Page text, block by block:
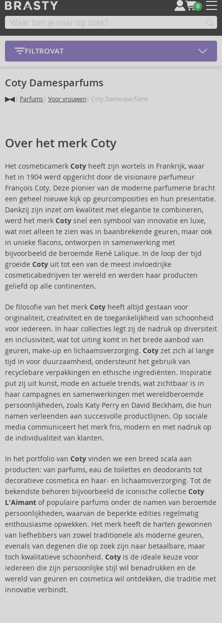
0
FILTROVAT
Coty Damesparfums
Parfums Voor vrouwen Coty Damesparfums
Over het merk Coty
Het cosmeticamerk Coty heeft zijn wortels in Frankrijk, waar
het in 1904 werd opgericht door de visionaire parfumeur
François Coty. Deze pionier van de moderne parfumerie bracht
een geheel nieuwe kijk op geurcomposities en hun presentatie.
Dankzij zijn inzet om kwaliteit met elegantie te combineren,
werd het merk Coty snel een symbool van innovatie en luxe,
wat niet alleen te zien was in baanbrekende geuren, maar ook
in unieke flacons, ontworpen in samenwerking met
bijvoorbeeld de beroemde René Lalique. In de loop der tijd
groeide Coty uit tot een van de meest invloedrijke
cosmeticabedrijven ter wereld en werden haar producten
geliefd op alle continenten.
De filosofie van het merk Coty heeft altijd gestaan voor
originaliteit, creativiteit en de toegankelijkheid van schoonheid
voor iedereen. In haar collecties legt zij de nadruk op diversiteit
en inclusiviteit, wat tot uiting komt in het brede aanbod van
geuren, make-up en lichaamsverzorging. Coty zet zich al lange
tijd in voor duurzaamheid, ondersteunt het gebruik van
recyclebare verpakkingen en ethische ingrediënten. Inspiratie
put zij uit kunst, mode en actuele trends, wat zichtbaar is in
haar campagnes en samenwerkingen met wereldberoemde
persoonlijkheden, zoals Katy Perry en David Beckham, die hun
namen verleenden aan succesvolle productlijnen. Op sociale
media communiceert het merk fris, modern en met nadruk op
de individualiteit van klanten.
In het portfolio van Coty vinden we een breed scala aan
producten: van parfums, eau de toilettes en deodorants tot
decoratieve cosmetica en haar- en lichaamsverzorging. Tot de
bekendste behoren bijvoorbeeld de iconische collectie Coty
L'Aimant of populaire parfums onder de namen van beroemde
persoonlijkheden, waarvan de beperkte edities regelmatig
enthousiasme opwekken. Het merk heeft de harten gewonnen
van liefhebbers van zowel traditionele als moderne geuren,
evenals van degenen die op zoek zijn naar betaalbare, maar
toch kwalitatieve schoonheid. Coty is de ideale keuze voor
iedereen die zijn persoonlijke stijl wil benadrukken en de
wereld van geuren en cosmetica wil ontdekken, die traditie met
innovatie verbindt.